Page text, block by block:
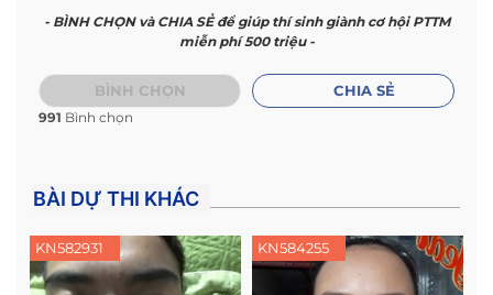
- BÌNH CHỌN và CHIA SẺ để giúp thí sinh giành cơ hội PTTM
miễn phí 500 triệu -
BÌNH CHỌN
991 Bình chọn
CHIA SẺ
BÀI DỰ THI KHÁC
KN582931 KN584255